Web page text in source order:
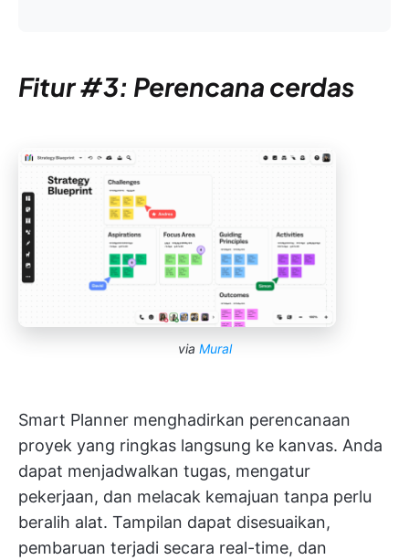
Fitur #3: Perencana cerdas
via Mural
Smart Planner menghadirkan perencanaan
proyek yang ringkas langsung ke kanvas. Anda
dapat menjadwalkan tugas, mengatur
pekerjaan, dan melacak kemajuan tanpa perlu
beralih alat. Tampilan dapat disesuaikan,
pembaruan terjadi secara real-time, dan